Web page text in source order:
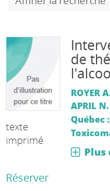
texte
imprimé
de
ROYER
APRIL N.
Québec
Réserver